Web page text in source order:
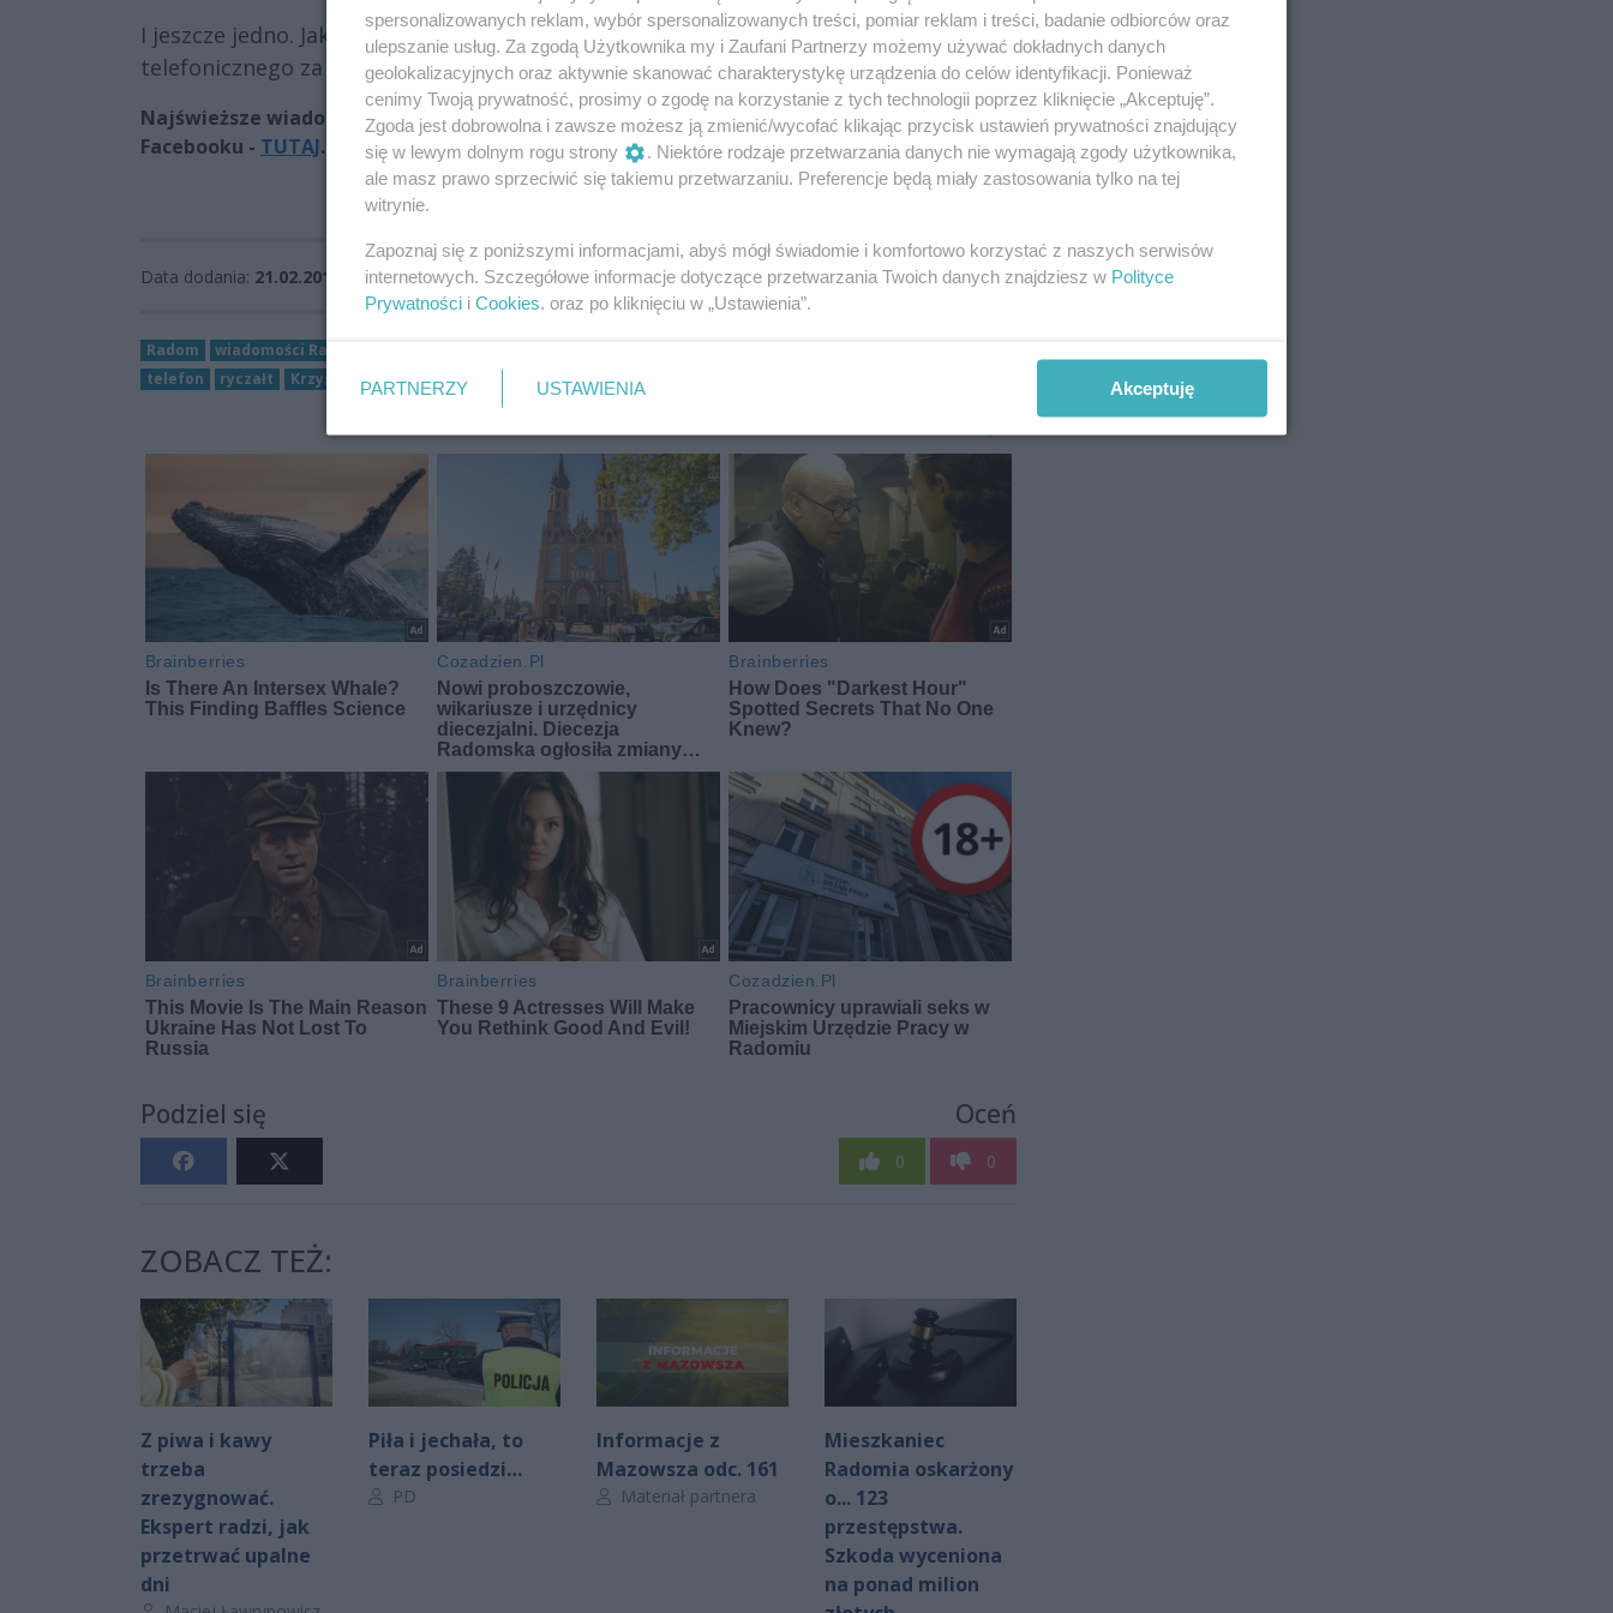
I jeszcze jedno. Jako przewodniczący Rady Miejskiej, korzystam z ryczałtu
telefonicznego za 8,50 zł. I w zupełności mi wystarcza!” - kończy wpis Wójcik.
Najświeższe wiadomości z Radomia i regionu znajdziesz na profilu CoZaDzien.pl na
Facebooku - TUTAJ.
Data dodania: 21.02.2017 07:51
Radom wiadomości Radom
telefon
ryczałt Krzysztof Czaban
Podziel się Oceń
0 0
ZOBACZ TEŻ:
Z piwa i kawy
trzeba
zrezygnować.
Ekspert radzi, jak
przetrwać upalne
dni
Piła i jechała, to
teraz posiedzi…
Autor artykułu:
PD
Informacje z
Mazowsza odc. 161
Autor artykułu:
Materiał partnera
Mieszkaniec
Radomia oskarżony
o... 123
przestępstwa.
Szkoda wyceniona
na ponad milion
spersonalizowanych reklam, wybór spersonalizowanych treści, pomiar reklam i treści, badanie odbiorców oraz
ulepszanie usług. Za zgodą Użytkownika my i Zaufani Partnerzy możemy używać dokładnych danych
geolokalizacyjnych oraz aktywnie skanować charakterystykę urządzenia do celów identyfikacji. Ponieważ
cenimy Twoją prywatność, prosimy o zgodę na korzystanie z tych technologii poprzez kliknięcie „Akceptuję”.
Zgoda jest dobrowolna i zawsze możesz ją zmienić/wycofać klikając przycisk ustawień prywatności znajdujący
się w lewym dolnym rogu strony
. Niektóre rodzaje przetwarzania danych nie wymagają zgody użytkownika,
ale masz prawo sprzeciwić się takiemu przetwarzaniu. Preferencje będą miały zastosowania tylko na tej
witrynie.
Zapoznaj się z poniższymi informacjami, abyś mógł świadomie i komfortowo korzystać z naszych serwisów
internetowych. Szczegółowe informacje dotyczące przetwarzania Twoich danych znajdziesz w Polityce
Prywatności i Cookies. oraz po kliknięciu w „Ustawienia”.
PARTNERZY USTAWIENIA Akceptuję